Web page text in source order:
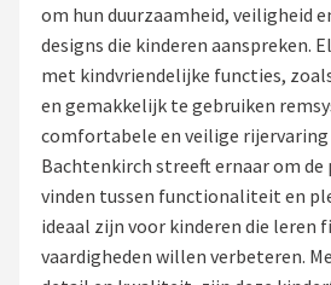
Elektrische fietsen
Mountainbikes
Shop
Basil
om hun duurzaamheid, veiligheid
designs die kinderen aanspreken.
met kindvriendelijke functies,
en gemakkelijk te gebruiken
comfortabele en veilige rijervaring
Bachtenkirch streeft ernaar om
vinden tussen functionaliteit en
ideaal zijn voor kinderen die leren
vaardigheden willen verbeteren.